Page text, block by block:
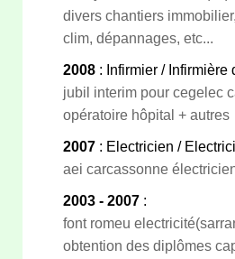
divers chantiers
clim, dépannages, etc...
2008 : Infirmier /
jubil interim pour cegelec
opératoire hôpital + autres
2007 : Electricien /
aei carcassonne
2003 - 2007 :
font romeu
obtention des diplômes